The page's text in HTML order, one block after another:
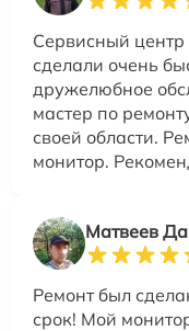
Сервисный центр
сделали очень
дружелюбное
мастер по
своей области.
монитор.
Матвеев
Ремонт был
срок! Мой